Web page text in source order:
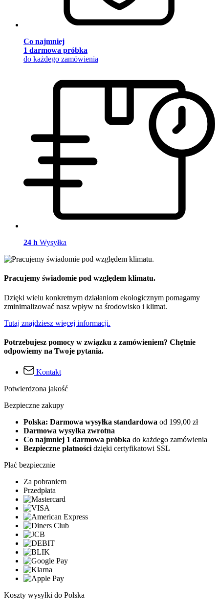
Co najmniej
1 darmowa próbka
do każdego zamówienia
24 h Wysyłka
Pracujemy świadomie pod względem klimatu.
Dzięki wielu konkretnym działaniom ekologicznym pomagamy
zminimalizować nasz wpływ na środowisko i klimat.
Tutaj znajdziesz więcej informacji.
Potrzebujesz pomocy w związku z zamówieniem? Chętnie
odpowiemy na Twoje pytania.
Kontakt
Potwierdzona jakość
Bezpieczne zakupy
Polska: Darmowa wysyłka standardowa od 199,00 zł
Darmowa wysyłka zwrotna
Co najmniej 1 darmowa próbka do każdego zamówienia
Bezpieczne płatności dzięki certyfikatowi SSL
Płać bezpiecznie
Za pobraniem
Przedpłata
Koszty wysyłki do Polska